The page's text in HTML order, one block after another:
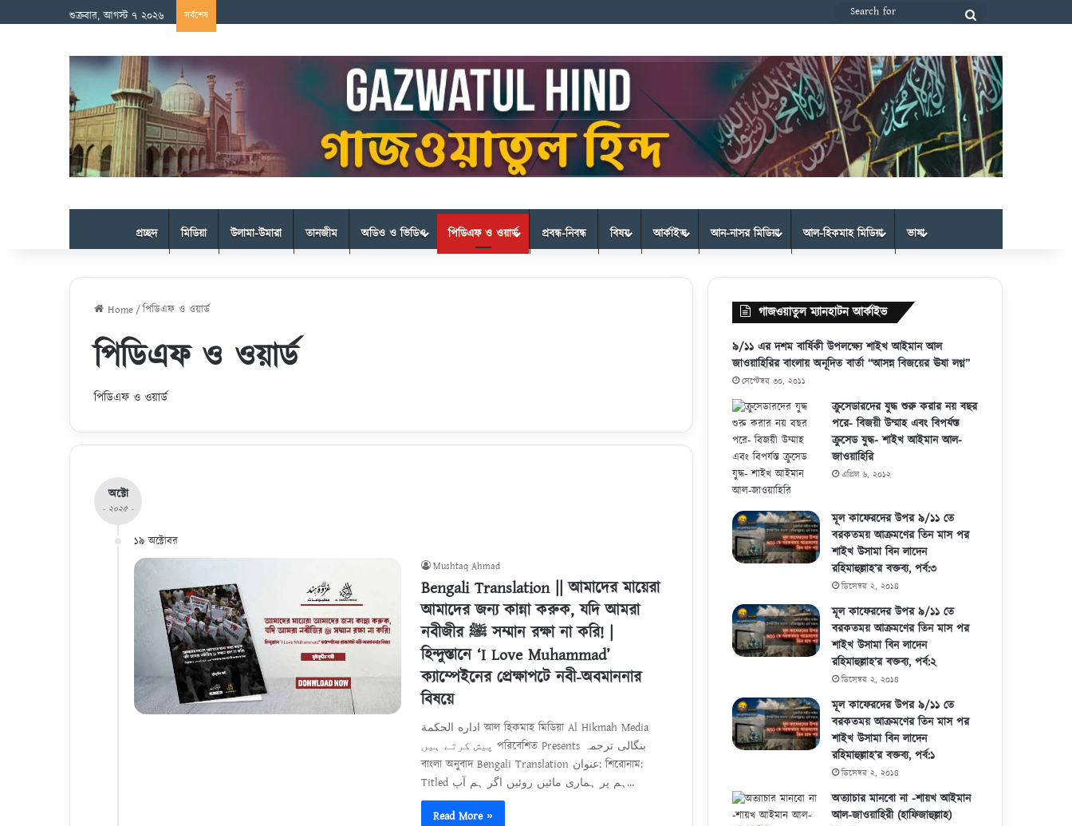
শুক্রবার, আগস্ট ৭ ২০২৬ সর্বশেষ
প্রচ্ছদ মিডিয়া উলামা-উমারা তানজীম অডিও ও ভিডিও পিডিএফ ও ওয়ার্ড প্রবন্ধ-নিবন্ধ বিষয় আর্কাইভ আন-নাসর মিডিয়া আল-হিকমাহ মিডিয়া ভাষা
Home /পিডিএফ ও ওয়ার্ড
পিডিএফ ও ওয়ার্ড
পিডিএফ ও ওয়ার্ড
অক্টো
- ২০২৫ -
১৯ অক্টোবর
Mushtaq Ahmad
Bengali Translation || আমাদের মায়েরা
আমাদের জন্য কান্না করুক, যদি আমরা
নবীজীর ﷺ সম্মান রক্ষা না করি! |
হিন্দুস্তানে ‘I Love Muhammad’
ক্যাম্পেইনের প্রেক্ষাপটে নবী-অবমাননার
বিষয়ে
اداره الحكمة আল হিকমাহ মিডিয়া Al Hikmah Media
پیش کرتے ہیں পরিবেশিত Presents بنگالی ترجمہ
বাংলা অনুবাদ Bengali Translation عنوان: শিরোনাম:
Titled ہم پر ہماری مائیں روئیں اگر ہم آپ…
Read More »
গাজওয়াতুল ম্যানহাটন আর্কাইভ
৯/১১ এর দশম বার্ষিকী উপলক্ষ্যে শাইখ আইমান আল
জাওয়াহিরির বাংলায় অনূদিত বার্তা “আসন্ন বিজয়ের ঊষা লগ্ন”
সেপ্টেম্বর ৩০, ২০১১
ক্রুসেডারদের যুদ্ধ শুরু করার নয় বছর
পরে- বিজয়ী উম্মাহ এবং বিপর্যস্ত
ক্রুসেড যুদ্ধ- শাইখ আইমান আল-
জাওয়াহিরি
এপ্রিল ৬, ২০১২
মূল কাফেরদের উপর ৯/১১ তে
বরকতময় আক্রমণের তিন মাস পর
শাইখ উসামা বিন লাদেন
রহিমাহুল্লাহ’র বক্তব্য, পর্ব:৩
ডিসেম্বর ২, ২০১৪
মূল কাফেরদের উপর ৯/১১ তে
বরকতময় আক্রমণের তিন মাস পর
শাইখ উসামা বিন লাদেন
রহিমাহুল্লাহ’র বক্তব্য, পর্ব:২
ডিসেম্বর ২, ২০১৪
মূল কাফেরদের উপর ৯/১১ তে
বরকতময় আক্রমণের তিন মাস পর
শাইখ উসামা বিন লাদেন
রহিমাহুল্লাহ’র বক্তব্য, পর্ব:১
ডিসেম্বর ২, ২০১৪
অত্যাচার মানবো না -শায়খ আইমান
আল-জাওয়াহিরী (হাফিজাহুল্লাহ)